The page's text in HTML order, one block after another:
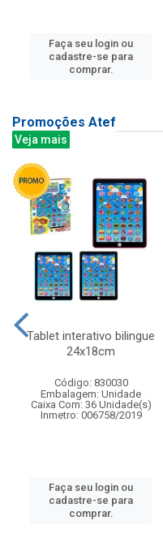
Faça seu login ou
cadastre-se para
comprar.
Promoções Atef
Veja mais
Tablet interativo bilingue
24x18cm
Código: 830030
Embalagem: Unidade
Caixa Com: 36 Unidade(s)
Inmetro: 006758/2019
Faça seu login ou
cadastre-se para
comprar.